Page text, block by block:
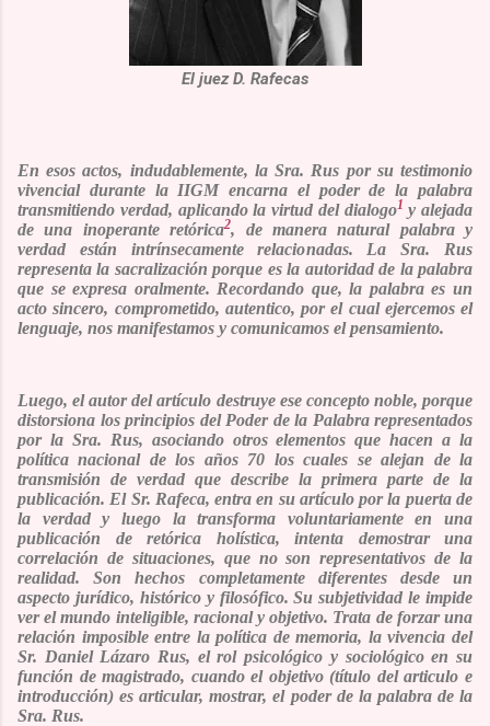
El juez D. Rafecas
En esos actos, indudablemente, la Sra. Rus por su testimonio
vivencial durante la IIGM encarna el poder de la palabra
transmitiendo verdad, aplicando la virtud del dialogo1 y alejada
de una inoperante retórica2, de manera natural palabra y
verdad están intrínsecamente relacionadas. La Sra. Rus
representa la sacralización porque es la autoridad de la palabra
que se expresa oralmente. Recordando que, la palabra es un
acto sincero, comprometido, autentico, por el cual ejercemos el
lenguaje, nos manifestamos y comunicamos el pensamiento.
Luego, el autor del artículo destruye ese concepto noble, porque
distorsiona los principios del Poder de la Palabra representados
por la Sra. Rus, asociando otros elementos que hacen a la
política nacional de los años 70 los cuales se alejan de la
transmisión de verdad que describe la primera parte de la
publicación. El Sr. Rafeca, entra en su artículo por la puerta de
la verdad y luego la transforma voluntariamente en una
publicación de retórica holística, intenta demostrar una
correlación de situaciones, que no son representativos de la
realidad. Son hechos completamente diferentes desde un
aspecto jurídico, histórico y filosófico. Su subjetividad le impide
ver el mundo inteligible, racional y objetivo. Trata de forzar una
relación imposible entre la política de memoria, la vivencia del
Sr. Daniel Lázaro Rus, el rol psicológico y sociológico en su
función de magistrado, cuando el objetivo (título del articulo e
introducción) es articular, mostrar, el poder de la palabra de la
Sra. Rus.